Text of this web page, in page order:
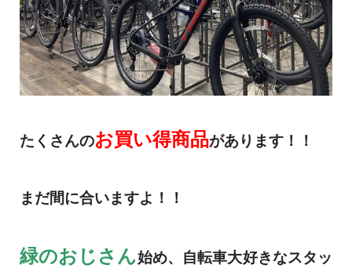
たくさんのお買い得商品があります！！
まだ間に合いますよ！！
緑のおじさん始め、自転車大好きなスタッ